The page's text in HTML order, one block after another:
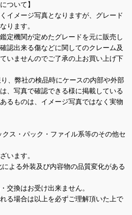
ついて】
イメージ写真となりますが、グレード
ります。
定機関が定めたグレードを元に販売し
認出来る傷などに関してのクレーム及
いませんのでご了承の上お買い上げ下
、弊社の検品時にケースの内部や外部
、写真で確認できる様に掲載している
るものは、イメージ写真ではなく実物
クス・パック・ファイル系等のその他セ
います。
よる外装及び内容物の品質変化がある
交換はお受け出来ません。
る場合は以上を必ずご理解頂いた上で